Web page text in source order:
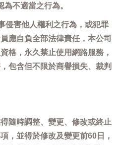
不適當之行為。
侵害他人權利之行為，或犯罪
應自負全部法律責任，本公司
格，永久禁止使用網路服務，
包含但不限於商譽損失、裁判
隨時調整、變更、修改或終止
，並得於修改及變更前60日，